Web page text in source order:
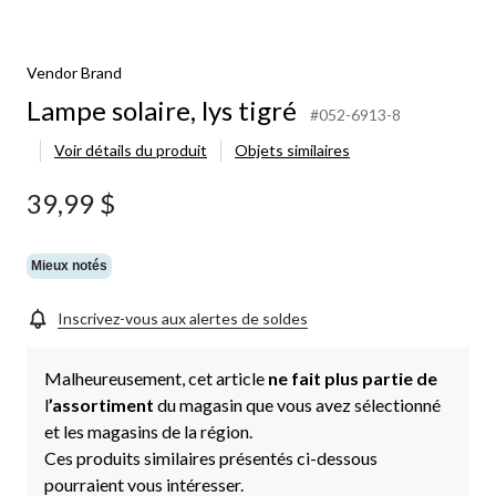
Vendor Brand
Lampe solaire, lys tigré
#052-6913-8
Voir détails du produit
Objets similaires
39,99 $
Mieux notés
Inscrivez-vous aux alertes de soldes
Malheureusement, cet article ne fait plus partie de
l’assortiment du magasin que vous avez sélectionné
et les magasins de la région.
Ces produits similaires présentés ci-dessous
pourraient vous intéresser.